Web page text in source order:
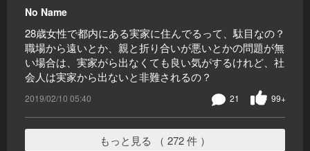
No Name
28歳女性で都内にある実家に住んでるって、駄目なの？
職場から遠いとか、親と折り合いが悪いとかの問題が無
い場合は、実家がら出なくても良い気がするけれど、社
会人は実家から出ないと非難されるの？
2019/02/10 05:40 99+
21
もっと見る （ 272 件 ）